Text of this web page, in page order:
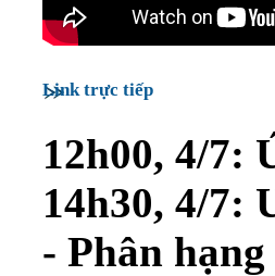
Link trực tiếp
12h00, 4/7:
14h30, 4/7:
- Phân hạng